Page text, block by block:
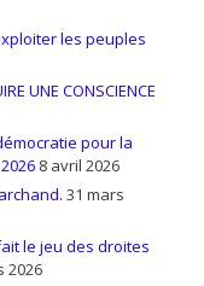
les peuples
UNE CONSCIENCE
pour la
8 avril 2026
31 mars
le jeu des droites
2026